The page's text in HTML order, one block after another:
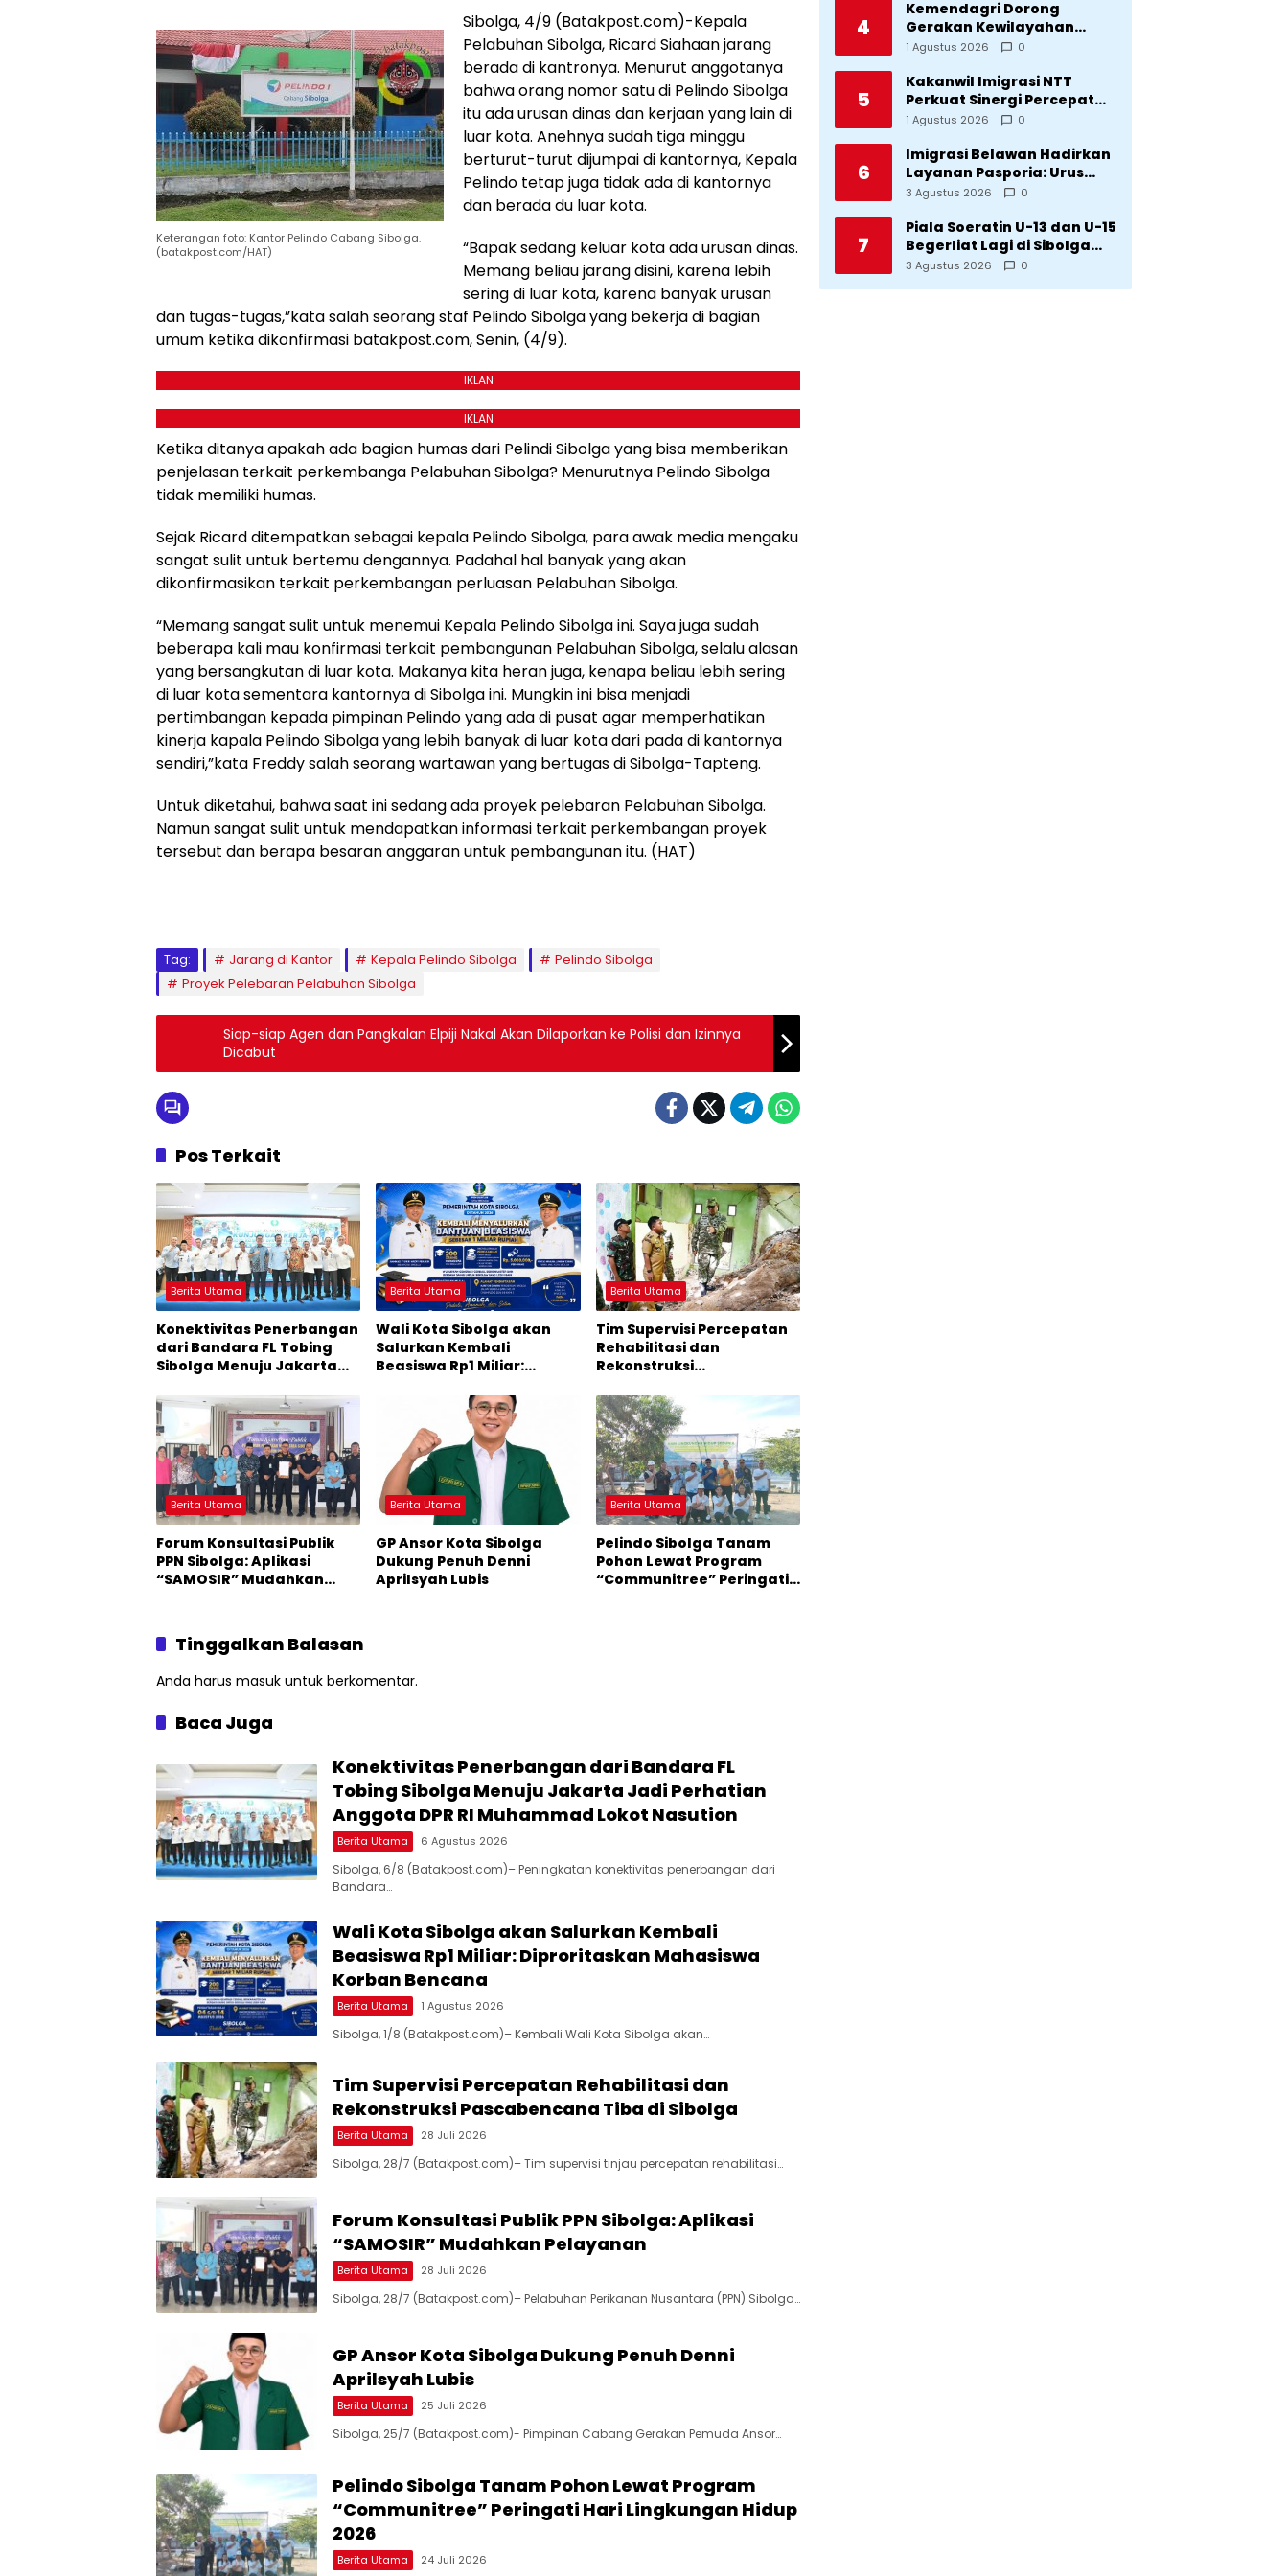
Keterangan foto: Kantor Pelindo Cabang Sibolga.
(batakpost.com/HAT)
Sibolga, 4/9 (Batakpost.com)-Kepala
Pelabuhan Sibolga, Ricard Siahaan jarang
berada di kantronya. Menurut anggotanya
bahwa orang nomor satu di Pelindo Sibolga
itu ada urusan dinas dan kerjaan yang lain di
luar kota. Anehnya sudah tiga minggu
berturut-turut dijumpai di kantornya, Kepala
Pelindo tetap juga tidak ada di kantornya
dan berada du luar kota.
“Bapak sedang keluar kota ada urusan dinas.
Memang beliau jarang disini, karena lebih
sering di luar kota, karena banyak urusan
dan tugas-tugas,”kata salah seorang staf Pelindo Sibolga yang bekerja di bagian
umum ketika dikonfirmasi batakpost.com, Senin, (4/9).
IKLAN
IKLAN
Ketika ditanya apakah ada bagian humas dari Pelindi Sibolga yang bisa memberikan
penjelasan terkait perkembanga Pelabuhan Sibolga? Menurutnya Pelindo Sibolga
tidak memiliki humas.
Sejak Ricard ditempatkan sebagai kepala Pelindo Sibolga, para awak media mengaku
sangat sulit untuk bertemu dengannya. Padahal hal banyak yang akan
dikonfirmasikan terkait perkembangan perluasan Pelabuhan Sibolga.
“Memang sangat sulit untuk menemui Kepala Pelindo Sibolga ini. Saya juga sudah
beberapa kali mau konfirmasi terkait pembangunan Pelabuhan Sibolga, selalu alasan
yang bersangkutan di luar kota. Makanya kita heran juga, kenapa beliau lebih sering
di luar kota sementara kantornya di Sibolga ini. Mungkin ini bisa menjadi
pertimbangan kepada pimpinan Pelindo yang ada di pusat agar memperhatikan
kinerja kapala Pelindo Sibolga yang lebih banyak di luar kota dari pada di kantornya
sendiri,”kata Freddy salah seorang wartawan yang bertugas di Sibolga-Tapteng.
Untuk diketahui, bahwa saat ini sedang ada proyek pelebaran Pelabuhan Sibolga.
Namun sangat sulit untuk mendapatkan informasi terkait perkembangan proyek
tersebut dan berapa besaran anggaran untuk pembangunan itu. (HAT)
Tag: Jarang di Kantor Kepala Pelindo Sibolga
Pelindo Sibolga
Proyek Pelebaran Pelabuhan Sibolga
Siap-siap Agen dan Pangkalan Elpiji Nakal Akan Dilaporkan ke Polisi dan Izinnya
Dicabut
Pos Terkait
Berita Utama
Konektivitas Penerbangan
dari Bandara FL Tobing
Sibolga Menuju Jakarta
DPR RI Muhammad Lokot
Nasution
Berita Utama
Wali Kota Sibolga akan
Salurkan Kembali
Beasiswa Rp1 Miliar:
Korban Bencana
Berita Utama
Tim Supervisi Percepatan
Rehabilitasi dan
Rekonstruksi
Sibolga
Berita Utama
Forum Konsultasi Publik
PPN Sibolga: Aplikasi
“SAMOSIR” Mudahkan
Berita Utama
GP Ansor Kota Sibolga
Dukung Penuh Denni
Aprilsyah Lubis
Berita Utama
Pelindo Sibolga Tanam
Pohon Lewat Program
“Communitree” Peringati
Tinggalkan Balasan
Anda harus masuk untuk berkomentar.
Baca Juga
Konektivitas Penerbangan dari Bandara FL
Tobing Sibolga Menuju Jakarta Jadi Perhatian
Anggota DPR RI Muhammad Lokot Nasution
Berita Utama 6 Agustus 2026
Sibolga, 6/8 (Batakpost.com)– Peningkatan konektivitas penerbangan dari
Bandara…
Wali Kota Sibolga akan Salurkan Kembali
Beasiswa Rp1 Miliar: Diproritaskan Mahasiswa
Korban Bencana
Berita Utama 1 Agustus 2026
Sibolga, 1/8 (Batakpost.com)– Kembali Wali Kota Sibolga akan…
Tim Supervisi Percepatan Rehabilitasi dan
Rekonstruksi Pascabencana Tiba di Sibolga
Berita Utama 28 Juli 2026
Sibolga, 28/7 (Batakpost.com)– Tim supervisi tinjau percepatan rehabilitasi…
Forum Konsultasi Publik PPN Sibolga: Aplikasi
“SAMOSIR” Mudahkan Pelayanan
Berita Utama 28 Juli 2026
Sibolga, 28/7 (Batakpost.com)– Pelabuhan Perikanan Nusantara (PPN) Sibolga…
GP Ansor Kota Sibolga Dukung Penuh Denni
Aprilsyah Lubis
Berita Utama 25 Juli 2026
Sibolga, 25/7 (Batakpost.com)- Pimpinan Cabang Gerakan Pemuda Ansor…
Pelindo Sibolga Tanam Pohon Lewat Program
“Communitree” Peringati Hari Lingkungan Hidup
2026
Berita Utama 24 Juli 2026
4
Kemendagri Dorong
Gerakan Kewilayahan
Lawan Tuberkulosis
1 Agustus 2026 0
5
Kakanwil Imigrasi NTT
Perkuat Sinergi Percepat
Pembentukan Kantor
1 Agustus 2026 0
6
Imigrasi Belawan Hadirkan
Layanan Pasporia: Urus
Paspor di Hari Libur
3 Agustus 2026 0
7
Piala Soeratin U-13 dan U-15
Begerliat Lagi di Sibolga
Setelah Stadion Horas
3 Agustus 2026 0